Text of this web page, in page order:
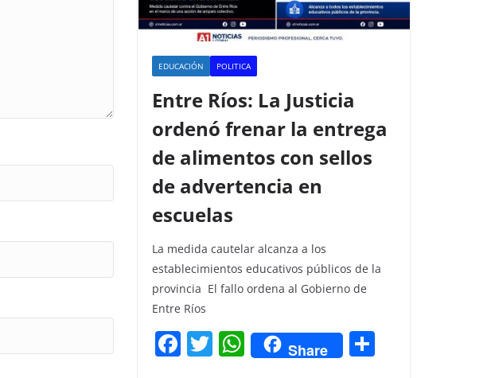
EDUCACIÓN POLITICA
Entre Ríos: La Justicia
ordenó frenar la entrega
de alimentos con sellos
de advertencia en
escuelas
La medida cautelar alcanza a los
establecimientos educativos públicos de la
provincia El fallo ordena al Gobierno de
Entre Ríos
F T W
h
Share